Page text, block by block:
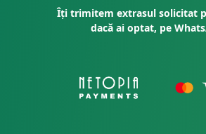
Îți trimitem extrasul solicitat
dacă ai optat, pe